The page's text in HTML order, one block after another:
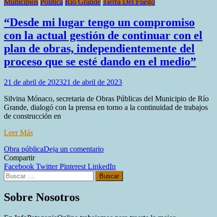
Municipios Politica Rio Grande Tierra Del Fuego
“Desde mi lugar tengo un compromiso
con la actual gestión de continuar con el
plan de obras, independientemente del
proceso que se esté dando en el medio”
21 de abril de 202321 de abril de 2023
Silvina Mónaco, secretaria de Obras Públicas del Municipio de Río
Grande, dialogó con la prensa en torno a la continuidad de trabajos
de construcción en
Leer Más
Obra públicaDeja un comentarioen
mi
lugar
tengo
Compartir
Facebook TwitterPinterest LinkedIn
Buscar:
Sobre Nosotros